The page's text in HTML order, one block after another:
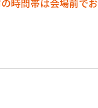
時間帯は会場前でお